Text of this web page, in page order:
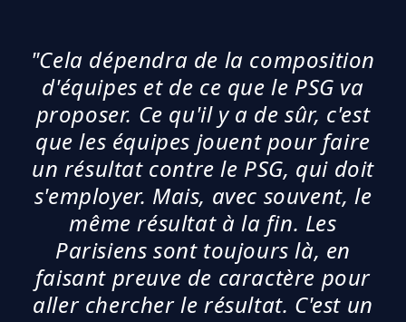
"Cela dépendra de la composition
d'équipes et de ce que le PSG va
proposer. Ce qu'il y a de sûr, c'est
que les équipes jouent pour faire
un résultat contre le PSG, qui doit
s'employer. Mais, avec souvent, le
même résultat à la fin. Les
Parisiens sont toujours là, en
faisant preuve de caractère pour
aller chercher le résultat. C'est un